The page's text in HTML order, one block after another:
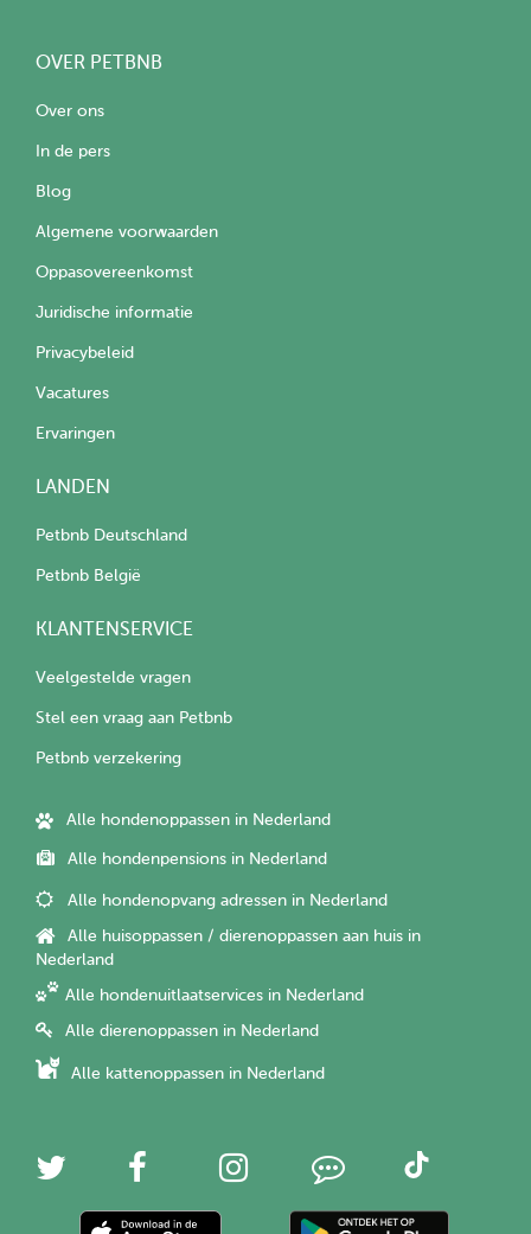
OVER PETBNB
Over ons
In de pers
Blog
Algemene voorwaarden
Oppasovereenkomst
Juridische informatie
Privacybeleid
Vacatures
Ervaringen
LANDEN
Petbnb Deutschland
Petbnb België
KLANTENSERVICE
Veelgestelde vragen
Stel een vraag aan Petbnb
Petbnb verzekering
Alle hondenoppassen in Nederland
Alle hondenpensions in Nederland
Alle hondenopvang adressen in Nederland
Alle huisoppassen / dierenoppassen aan huis in
Nederland
Alle hondenuitlaatservices in Nederland
Alle dierenoppassen in Nederland
Alle kattenoppassen in Nederland